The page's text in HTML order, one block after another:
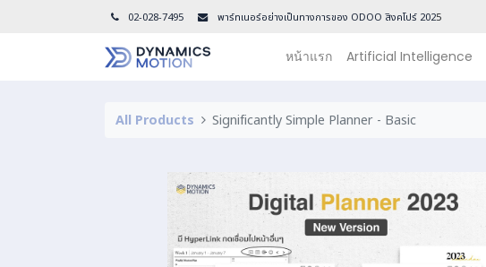
02-028-7495 พาร์ทเนอร์อย่างเป็นทางการของ ODOO สิงคโปร์ 2025
หน้าแรก Artificial Intelligence
All Products Significantly Simple Planner - Basic